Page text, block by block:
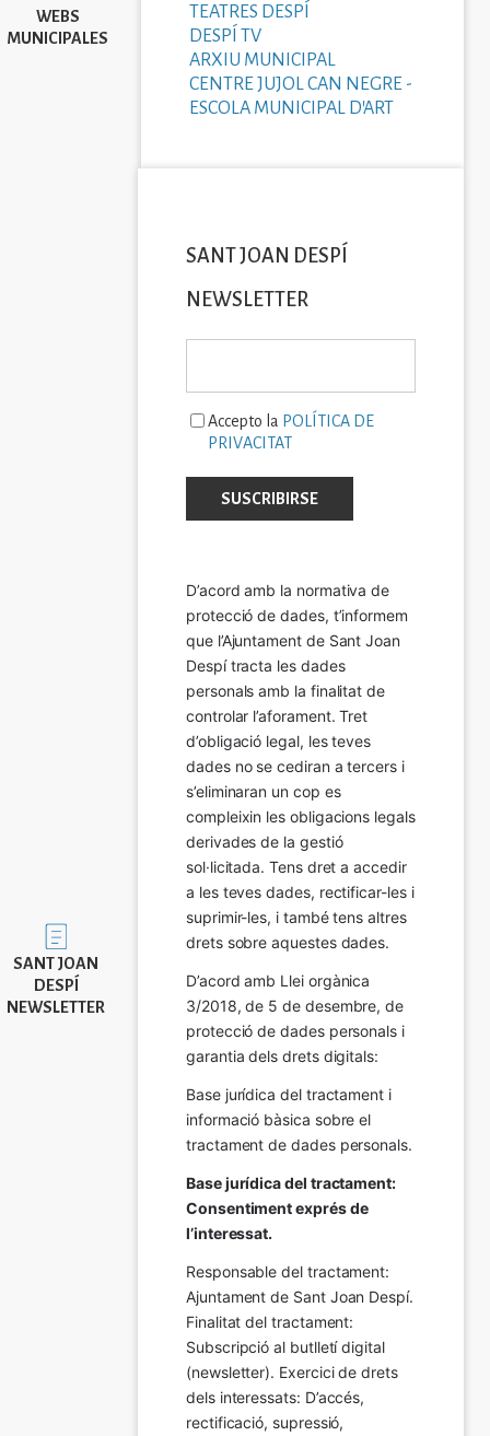
WEBS
MUNICIPALES
TEATRES DESPÍ
DESPÍ TV
ARXIU MUNICIPAL
CENTRE JUJOL CAN NEGRE -
ESCOLA MUNICIPAL D'ART
Imatge
SANT JOAN
DESPÍ
NEWSLETTER
SANT JOAN DESPÍ
NEWSLETTER
Accepto la POLÍTICA DE
PRIVACITAT
D’acord amb la normativa de
protecció de dades, t’informem
que l’Ajuntament de Sant Joan
Despí tracta les dades
personals amb la finalitat de
controlar l’aforament. Tret
d’obligació legal, les teves
dades no se cediran a tercers i
s’eliminaran un cop es
compleixin les obligacions legals
derivades de la gestió
sol·licitada. Tens dret a accedir
a les teves dades, rectificar-les i
suprimir-les, i també tens altres
drets sobre aquestes dades.
D’acord amb Llei orgànica
3/2018, de 5 de desembre, de
protecció de dades personals i
garantia dels drets digitals:
Base jurídica del tractament i
informació bàsica sobre el
tractament de dades personals.
Base jurídica del tractament:
Consentiment exprés de
l’interessat.
Responsable del tractament:
Ajuntament de Sant Joan Despí.
Finalitat del tractament:
Subscripció al butlletí digital
(newsletter). Exercici de drets
dels interessats: D’accés,
rectificació, supressió,